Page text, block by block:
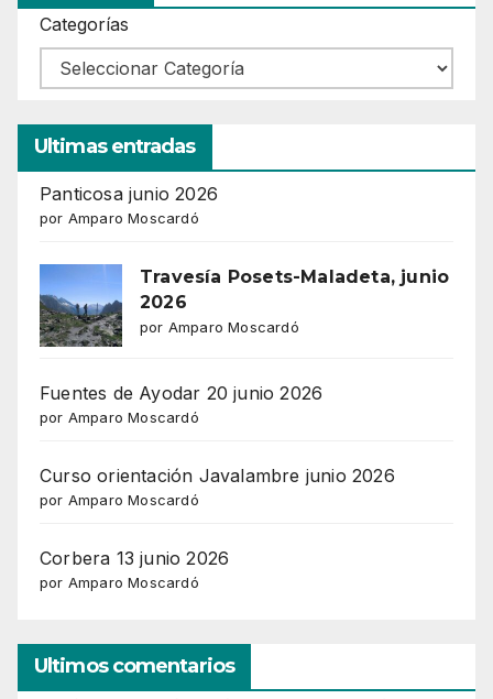
Categorías
Ultimas entradas
Panticosa junio 2026
por Amparo Moscardó
Travesía Posets-Maladeta, junio
2026
por Amparo Moscardó
Fuentes de Ayodar 20 junio 2026
por Amparo Moscardó
Curso orientación Javalambre junio 2026
por Amparo Moscardó
Corbera 13 junio 2026
por Amparo Moscardó
Ultimos comentarios